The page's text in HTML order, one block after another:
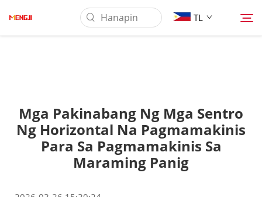
TL
Produkto
Pag-aaplay
Mga Pakinabang Ng Mga Sentro
Ng Horizontal Na Pagmamakinis
Para Sa Pagmamakinis Sa
Maraming Panig